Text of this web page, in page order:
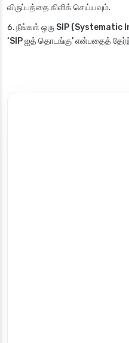
விருப்பத்தை கிளிக் செய்யவும்.
நீங்கள் ஒரு SIP (Systematic
‘SIP ஐத் தொடங்கு’என்பதைத்